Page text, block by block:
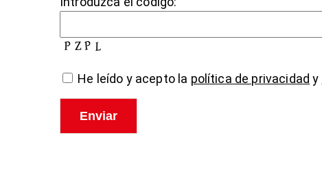
He leído y acepto la política de privacidad y